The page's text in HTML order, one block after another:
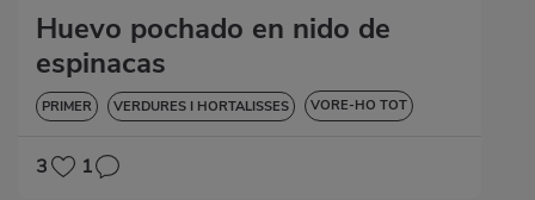
Huevo pochado en nido de
espinacas
PRIMER VERDURES I HORTALISSES VORE-HO TOT
3 1